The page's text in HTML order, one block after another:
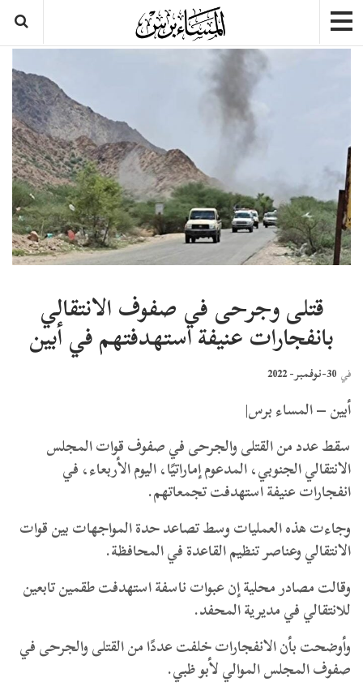
قتلى وجرحى في صفوف الانتقالي
بانفجارات عنيفة استهدفتهم في أبين
في 30-نوفمبر- 2022
أبين – المساء برس|
سقط عدد من القتلى والجرحى في صفوف قوات المجلس
الانتقالي الجنوبي، المدعوم إماراتيًا، اليوم الأربعاء، في
انفجارات عنيفة استهدفت تجمعاتهم.
وجاءت هذه العمليات وسط تصاعد حدة المواجهات بين قوات
الانتقالي وعناصر تنظيم القاعدة في المحافظة.
وقالت مصادر محلية إن عبوات ناسفة استهدفت طقمين تابعين
للانتقالي في مديرية المحفد.
وأوضحت بأن الانفجارات خلفت عددًا من القتلى والجرحى في
صفوف المجلس الموالي لأبو ظبي.